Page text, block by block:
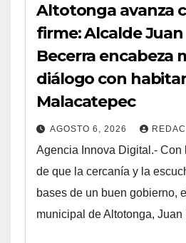
Altotonga avanza
firme: Alcalde
Becerra encabeza
diálogo con
Malacatepec
AGOSTO 6, 2026
Agencia Innova Digital.- Con
de que la cercanía y la
bases de un buen gobierno,
municipal de Altotonga,